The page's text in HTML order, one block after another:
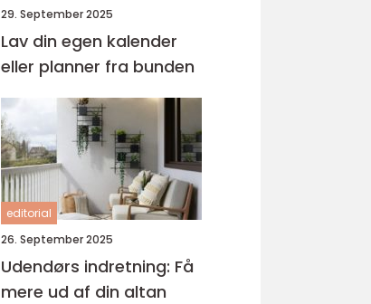
29. September 2025
Lav din egen kalender
eller planner fra bunden
editorial
26. September 2025
Udendørs indretning: Få
mere ud af din altan